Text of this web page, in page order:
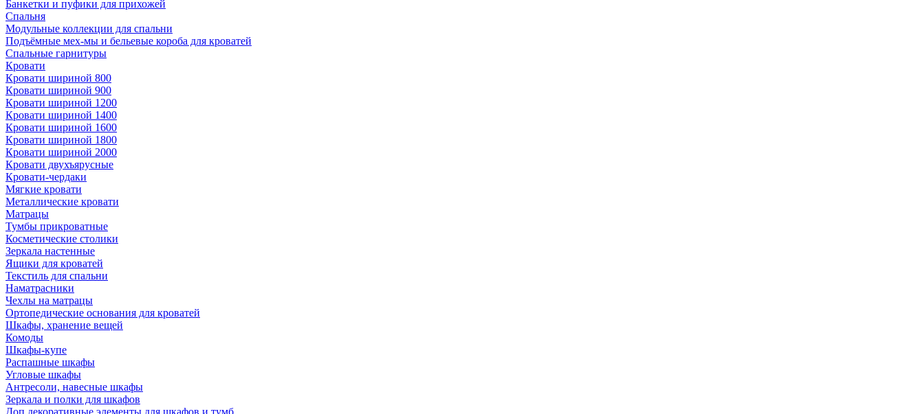
Банкетки и пуфики для прихожей
Спальня
Модульные коллекции для спальни
Подъёмные мех-мы и бельевые короба для кроватей
Спальные гарнитуры
Кровати
Кровати шириной 800
Кровати шириной 900
Кровати шириной 1200
Кровати шириной 1400
Кровати шириной 1600
Кровати шириной 1800
Кровати шириной 2000
Кровати двухъярусные
Кровати-чердаки
Мягкие кровати
Металлические кровати
Матрацы
Тумбы прикроватные
Косметические столики
Зеркала настенные
Ящики для кроватей
Текстиль для спальни
Наматрасники
Чехлы на матрацы
Ортопедические основания для кроватей
Шкафы, хранение вещей
Комоды
Шкафы-купе
Распашные шкафы
Угловые шкафы
Антресоли, навесные шкафы
Зеркала и полки для шкафов
Доп.декоративные элементы для шкафов и тумб